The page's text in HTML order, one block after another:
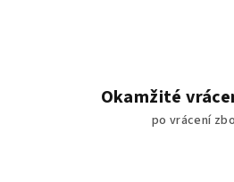
Okamžité
po vrácení